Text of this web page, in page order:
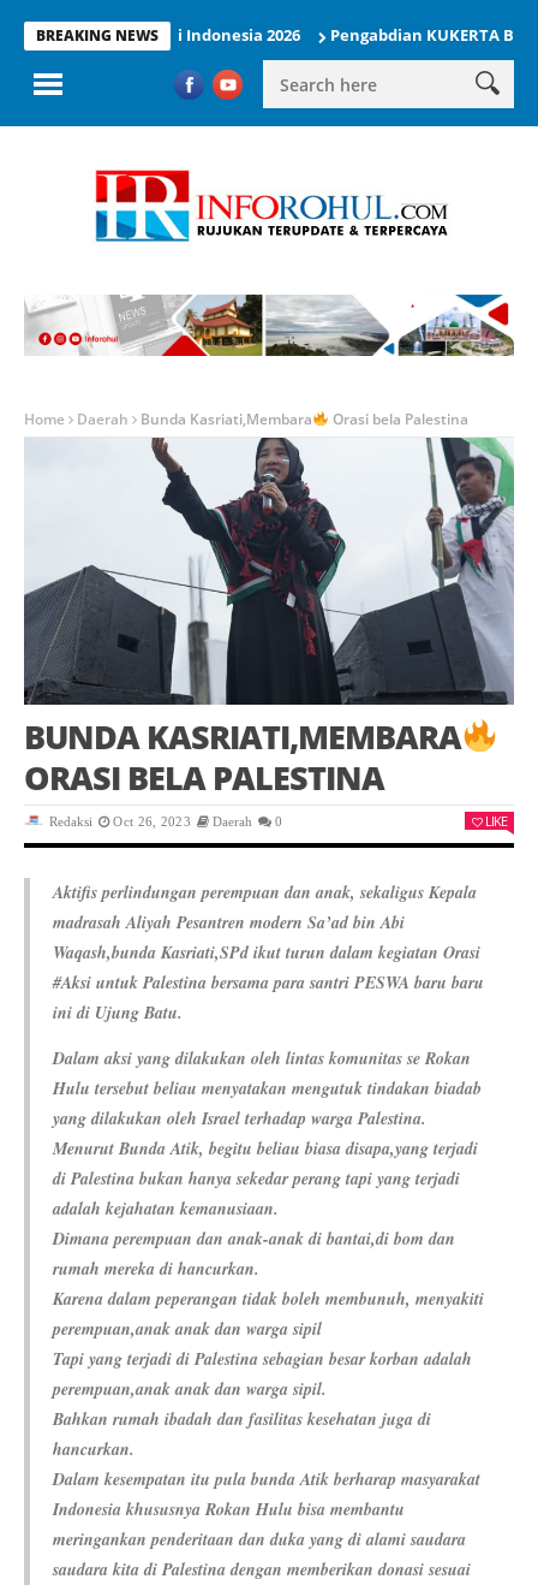
BREAKING NEWS
Muaythai Indonesia 2026 Pengabdian KUKERTA
Home Daerah Bunda Kasriati,Membara Orasi bela Palestina
BUNDA KASRIATI,MEMBARA
ORASI BELA PALESTINA
Redaksi Oct 26, 2023 Daerah 0 LIKE
Aktifis perlindungan perempuan dan anak, sekaligus Kepala
madrasah Aliyah Pesantren modern Sa’ad bin Abi
Waqash,bunda Kasriati,SPd ikut turun dalam kegiatan Orasi
#Aksi untuk Palestina bersama para santri PESWA baru baru
ini di Ujung Batu.
Dalam aksi yang dilakukan oleh lintas komunitas se Rokan
Hulu tersebut beliau menyatakan mengutuk tindakan biadab
yang dilakukan oleh Israel terhadap warga Palestina.
Menurut Bunda Atik, begitu beliau biasa disapa,yang terjadi
di Palestina bukan hanya sekedar perang tapi yang terjadi
adalah kejahatan kemanusiaan.
Dimana perempuan dan anak-anak di bantai,di bom dan
rumah mereka di hancurkan.
Karena dalam peperangan tidak boleh membunuh, menyakiti
perempuan,anak anak dan warga sipil
Tapi yang terjadi di Palestina sebagian besar korban adalah
perempuan,anak anak dan warga sipil.
Bahkan rumah ibadah dan fasilitas kesehatan juga di
hancurkan.
Dalam kesempatan itu pula bunda Atik berharap masyarakat
Indonesia khususnya Rokan Hulu bisa membantu
meringankan penderitaan dan duka yang di alami saudara
saudara kita di Palestina dengan memberikan donasi sesuai